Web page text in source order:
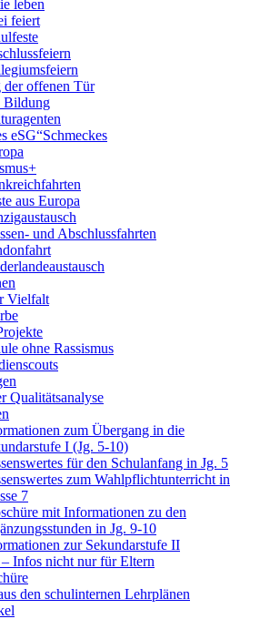
leben
feiert
der offenen Tür
Bildung
eSG“Schmeckes
aus Europa
und Abschlussfahrten
Vielfalt
ohne Rassismus
Qualitätsanalyse
zum Übergang in die
I (Jg. 5-10)
für den Schulanfang in Jg. 5
zum Wahlpflichtunterricht in
7
mit Informationen zu den
in Jg. 9-10
zur Sekundarstufe II
Infos nicht nur für Eltern
den schulinternen Lehrplänen